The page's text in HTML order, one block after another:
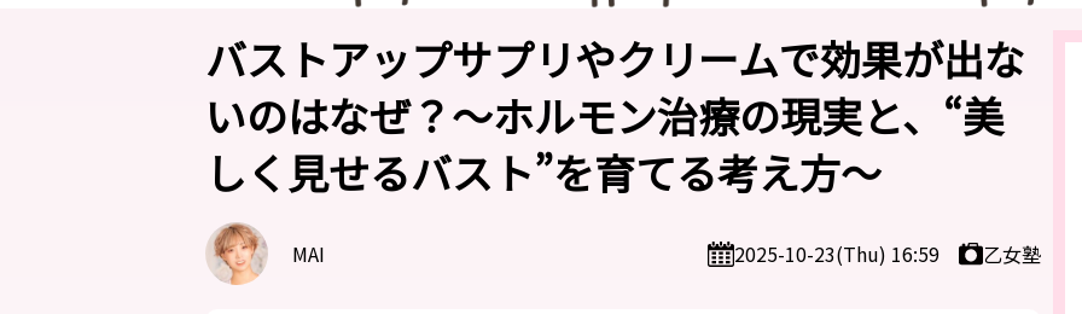
バストアップサプリやクリームで効果が出な
いのはなぜ？～ホルモン治療の現実と、“美
しく見せるバスト”を育てる考え方〜
MAI 2025-10-23(Thu) 16:59 乙女塾